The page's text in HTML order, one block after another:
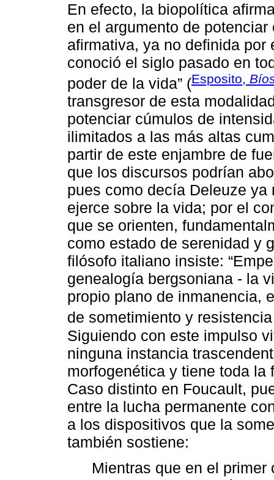
En efecto, la biopolítica
en el argumento de
afirmativa, ya no definida
conoció el siglo pasado en
poder de la vida” (Esposito,
transgresor de esta
potenciar cúmulos de
ilimitados a las más altas
partir de este enjambre de
que los discursos podrían
pues como decía Deleuze
ejerce sobre la vida; por el
que se orienten,
como estado de serenidad y
filósofo italiano insiste:
genealogía bergsoniana - la
propio plano de inmanencia,
de sometimiento y
Siguiendo con este impulso
ninguna instancia
morfogenética y tiene toda
Caso distinto en Foucault,
entre la lucha permanente
a los dispositivos que la
también sostiene:
Mientras que en el